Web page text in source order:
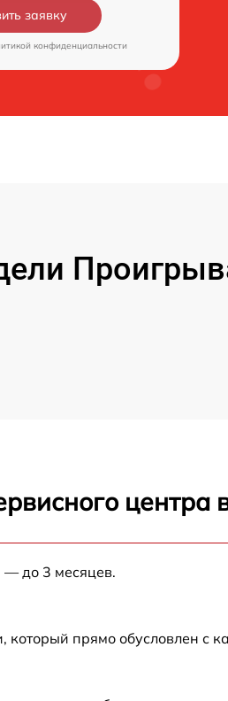
заявку
конфиденциальности
центра
— до 3 месяцев.
прямо обусловлен с